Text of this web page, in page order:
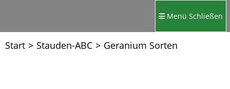
Menü Schließen
Start > Stauden-ABC > Geranium Sorten